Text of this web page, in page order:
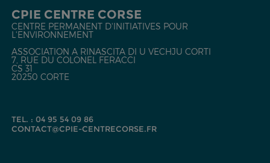
CPIE CENTRE CORSE
CENTRE PERMANENT D'INITIATIVES POUR
L'ENVIRONNEMENT
ASSOCIATION A RINASCITA DI U VECHJU CORTI
7, RUE DU COLONEL FERACCI
CS 31
20250 CORTE
TEL. : 04 95 54 09 86
CONTACT@CPIE-CENTRECORSE.FR